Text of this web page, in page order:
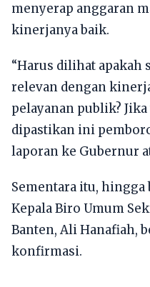
menyerap anggaran
kinerjanya baik.
“Harus dilihat apakah
relevan dengan
pelayanan publik?
dipastikan ini
laporan ke Gubernur
Sementara itu,
Kepala Biro Umum
Banten, Ali Hanafiah,
konfirmasi.